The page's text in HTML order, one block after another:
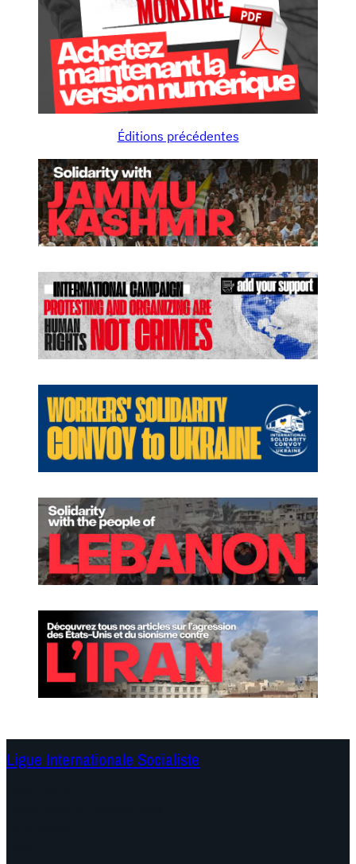
Éditions précédentes
Ligue Internationale Socialiste